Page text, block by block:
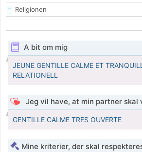
Religionen
A bit om mig
JEUNE GENTILLE CALME ET
RELATIONELL
Jeg vil have, at min partner skal
GENTILLE CALME TRES OUVERTE
Mine kriterier, der skal